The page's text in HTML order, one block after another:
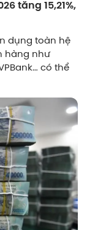
tăng 15,21%,
dụng toàn hệ
hàng như
có thể